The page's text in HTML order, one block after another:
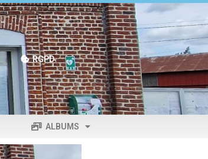
RGPD
ALBUMS